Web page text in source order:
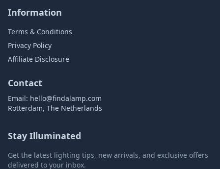
Information
Terms & Conditions
Privacy Policy
Affiliate Disclosure
Contact
Email: hello@findalamp.com
Rotterdam, The Netherlands
Stay Illuminated
Get the latest lighting tips, new arrivals, and exclusive offers
delivered to your inbox.